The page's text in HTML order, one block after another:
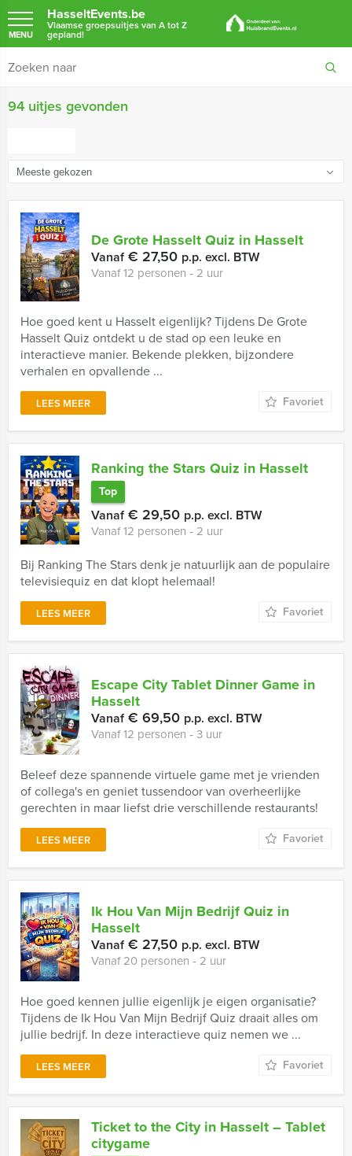
HasseltEvents.be
Vlaamse groepsuitjes van A tot Z
gepland!
MENU
94 uitjes gevonden
De Grote Hasselt Quiz in Hasselt
Vanaf€ 27,50 p.p. excl. BTW
Vanaf 12 personen ‐ 2 uur
Hoe goed kent u Hasselt eigenlijk? Tijdens De Grote
Hasselt Quiz ontdekt u de stad op een leuke en
interactieve manier. Bekende plekken, bijzondere
verhalen en opvallende ...
LEES MEER Favoriet
Ranking the Stars Quiz in Hasselt
Top
Vanaf€ 29,50 p.p. excl. BTW
Vanaf 12 personen ‐ 2 uur
Bij Ranking The Stars denk je natuurlijk aan de populaire
televisiequiz en dat klopt helemaal!
LEES MEER Favoriet
Escape City Tablet Dinner Game in
Hasselt
Vanaf€ 69,50 p.p. excl. BTW
Vanaf 12 personen ‐ 3 uur
Beleef deze spannende virtuele game met je vrienden
of collega's en geniet tussendoor van overheerlijke
gerechten in maar liefst drie verschillende restaurants!
LEES MEER Favoriet
Ik Hou Van Mijn Bedrijf Quiz in
Hasselt
Vanaf€ 27,50 p.p. excl. BTW
Vanaf 20 personen ‐ 2 uur
Hoe goed kennen jullie eigenlijk je eigen organisatie?
Tijdens de Ik Hou Van Mijn Bedrijf Quiz draait alles om
jullie bedrijf. In deze interactieve quiz nemen we ...
LEES MEER Favoriet
Ticket to the City in Hasselt – Tablet
citygame